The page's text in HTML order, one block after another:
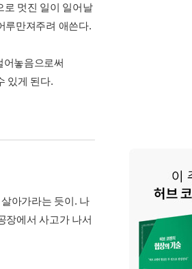
로 멋진 일이 일어날
루만져주려 애쓴다.
어놓음으로써
있게 된다.
아가라는 듯이. 나
장에서 사고가 나서